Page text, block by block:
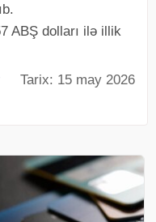
ABŞ dolları ilə illik
Tarix: 15 may 2026